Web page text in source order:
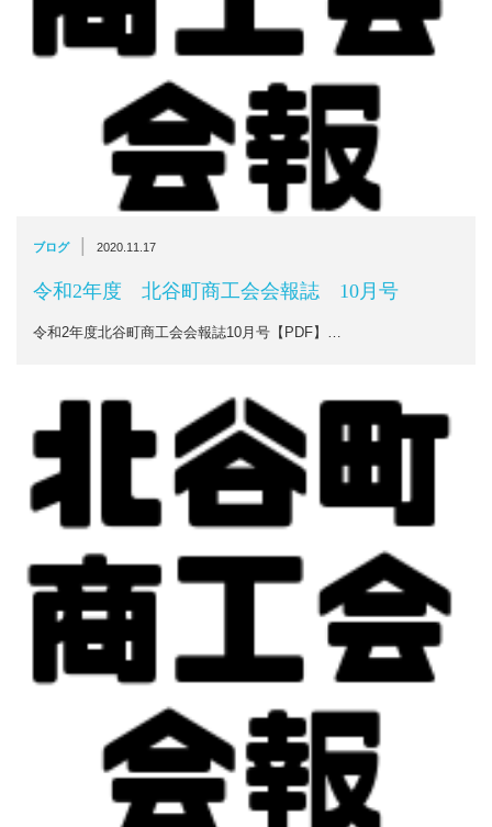
ブログ 2020.11.17
令和2年度 北谷町商工会会報誌 10月号
令和2年度北谷町商工会会報誌10月号【PDF】…